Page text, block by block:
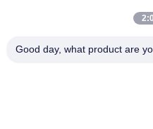
Good day, what product are